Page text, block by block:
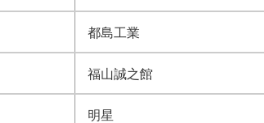
都島工業
福山誠之館
明星